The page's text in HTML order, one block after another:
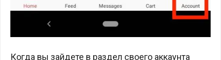
Когда вы зайдете в раздел своего аккаунта